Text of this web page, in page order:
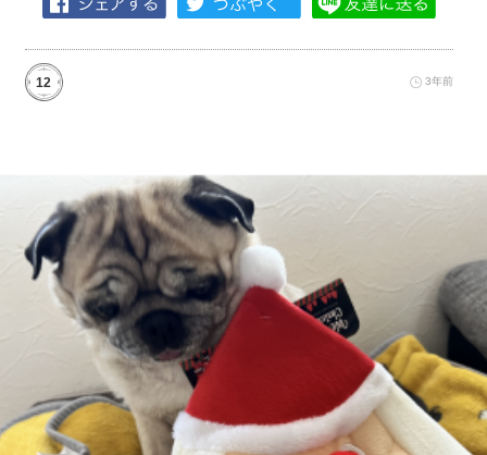
12 3年前